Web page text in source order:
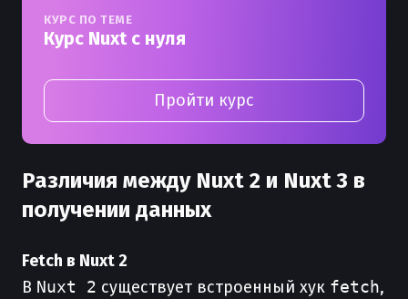
КУРС ПО ТЕМЕ
Курс Nuxt с нуля
Пройти курс
Различия между Nuxt 2 и Nuxt 3 в
получении данных
Fetch в Nuxt 2
В Nuxt 2 существует встроенный хук fetch,